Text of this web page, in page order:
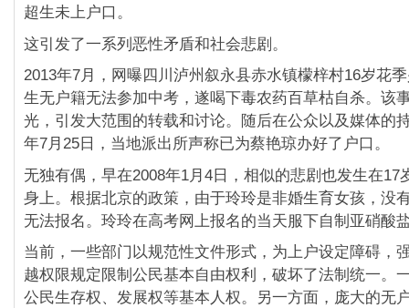
超生未上户口。
这引发了一系列恶性矛盾和社会悲剧。
2013年7月，网曝四川泸州叙永县赤水镇檬梓村16岁花
生无户籍无法参加中考，遂喝下毒农药百草枯自杀。该
光，引发大范围的转载和讨论。随后在公众以及媒体的
年7月25日，当地派出所声称已为蔡艳琼办好了户口。
无独有偶，早在2008年1月4日，相似的悲剧也发生在17
身上。根据北京的政策，由于玲玲是非婚生育女孩，没
无法报名。玲玲在高考网上报名的当天服下自制亚硝酸
当前，一些部门以规范性文件形式，为上户设定障碍，
越权限规定限制公民基本自由权利，破坏了法制统一。
公民生存权、发展权等基本人权。另一方面，庞大的无